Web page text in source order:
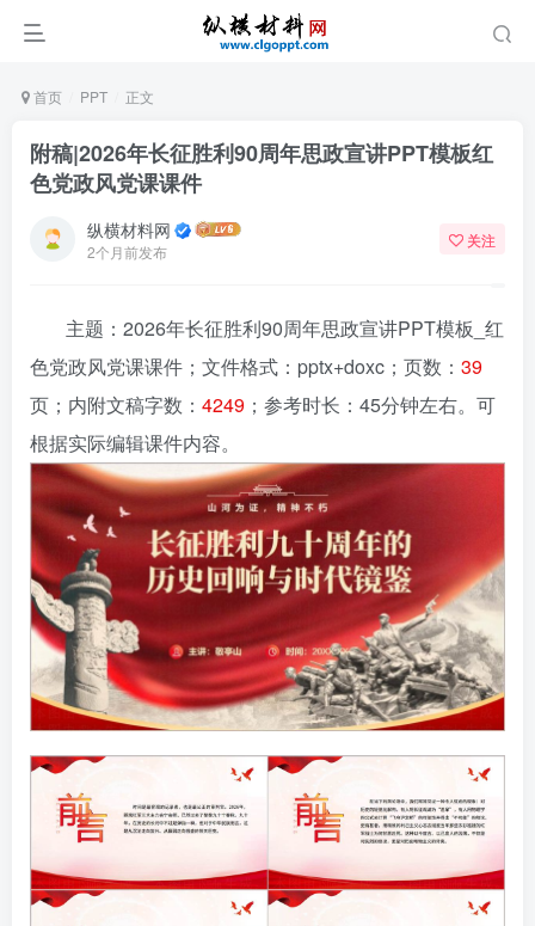
首页 PPT 正文
附稿|2026年长征胜利90周年思政宣讲PPT模板红
色党政风党课课件
纵横材料网
2个月前发布
关注
主题：2026年长征胜利90周年思政宣讲PPT模板_红
色党政风党课课件 ；文件格式：pptx+doxc；页数： 39
页；内附文稿字数： 4249 ；参考时长：45分钟左右。可
根据实际编辑课件内容。